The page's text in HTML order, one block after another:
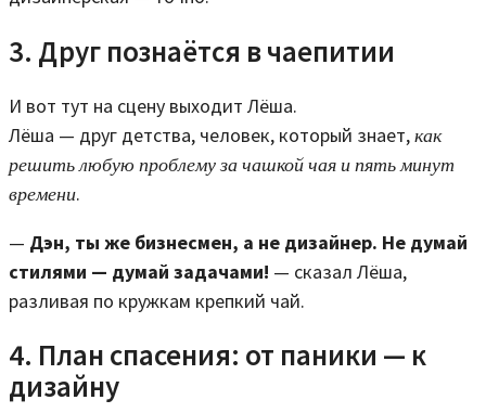
3. Друг познаётся в чаепитии
И вот тут на сцену выходит Лёша.
Лёша — друг детства, человек, который знает,как
решить любую проблему за чашкой чая и пять минут
времени.
— Дэн, ты же бизнесмен, а не дизайнер. Не думай
стилями — думай задачами! — сказал Лёша,
разливая по кружкам крепкий чай.
4. План спасения: от паники — к
дизайну